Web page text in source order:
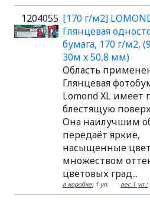
1204055 [170 г/м2]
Глянцевая
бумага, 170 г/м2,
30м x 50,8 мм)
Область
Глянцевая
Lomond XL имеет
блестящую
Она наилучшим
передаёт яркие,
насыщенные
множеством
цветовых град...
в коробке: 1 уп. вес 1 уп.: